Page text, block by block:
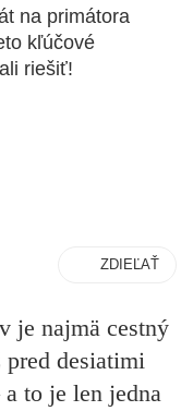
na primátora
kľúčové
riešiť!
ZDIEĽAŤ
je najmä cestný
pred desiatimi
to je len jedna